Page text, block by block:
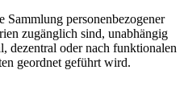
Sammlung personenbezogener
zugänglich sind, unabhängig
dezentral oder nach funktionalen
geordnet geführt wird.